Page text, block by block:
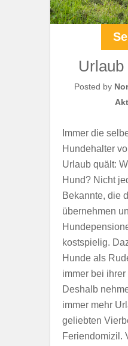
Posted by
Immer die
Hundehalter
Urlaub quält:
Hund? Nicht
Bekannte, die
übernehmen
kostspielig.
Hunde als
immer bei
Deshalb
immer mehr
geliebten
Feriendomizil.